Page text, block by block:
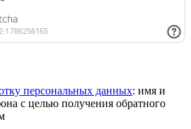
персональных данных: имя и
с целью получения обратного